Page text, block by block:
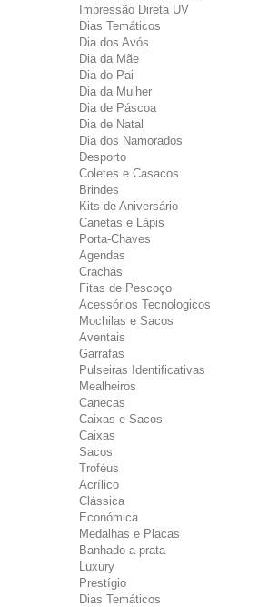
Impressão Direta UV
Dias Temáticos
Dia dos Avós
Dia da Mãe
Dia do Pai
Dia da Mulher
Dia de Páscoa
Dia de Natal
Dia dos Namorados
Desporto
Coletes e Casacos
Brindes
Kits de Aniversário
Canetas e Lápis
Porta-Chaves
Agendas
Crachás
Fitas de Pescoço
Acessórios Tecnologicos
Mochilas e Sacos
Aventais
Garrafas
Pulseiras Identificativas
Mealheiros
Canecas
Caixas e Sacos
Caixas
Sacos
Troféus
Acrílico
Clássica
Económica
Medalhas e Placas
Banhado a prata
Luxury
Prestígio
Dias Temáticos